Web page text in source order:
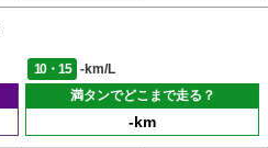
10・15
-km/L
満タンでどこまで走る？
-km